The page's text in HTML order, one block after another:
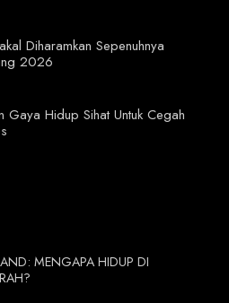
Diharamkan Sepenuhnya
2026
Gaya Hidup Sihat Untuk Cegah
MENGAPA HIDUP DI